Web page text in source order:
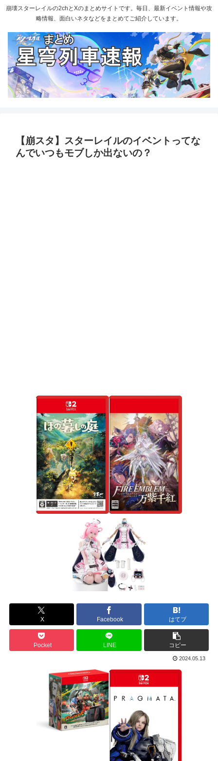
崩壊スターレイルの2chとXのまとめサイトです。毎日、最新イベント情報や攻
略情報、面白いネタなどをまとめてご紹介しています。
【崩スタ】スターレイルのイベントってな
んでいつもモブしか出ないの？
X Facebook はてブ
Pocket LINE コピー
2024.05.13